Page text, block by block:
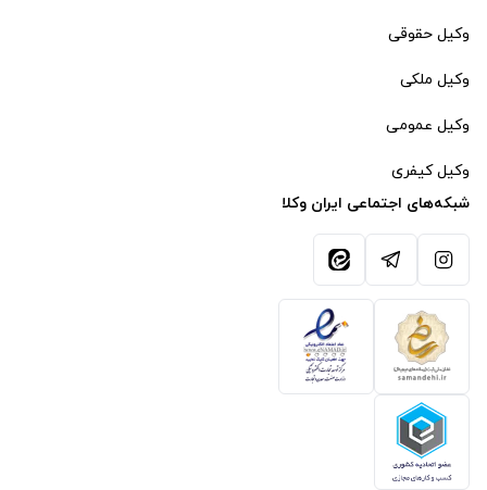
وکیل حقوقی
وکیل ملکی
وکیل عمومی
وکیل کیفری
شبکه‌های اجتماعی ایران وکلا
آیکون اینستاگرام
آیکون تلگرامآیکون ایتا